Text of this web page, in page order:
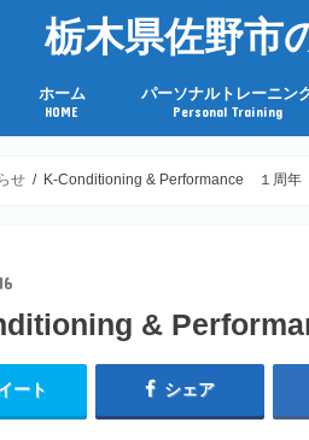
栃木県佐野市
ホーム
HOME
パーソナルトレーニン
Personal Training
せ K-Conditioning & Performance １周年
&
ート シェア